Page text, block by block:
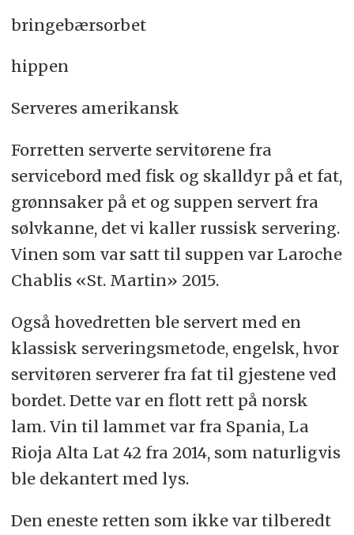
bringebærsorbet
hippen
Serveres amerikansk
Forretten serverte servitørene fra
servicebord med fisk og skalldyr på et fat,
grønnsaker på et og suppen servert fra
sølvkanne, det vi kaller russisk servering.
Vinen som var satt til suppen var Laroche
Chablis «St. Martin» 2015.
Også hovedretten ble servert med en
klassisk serveringsmetode, engelsk, hvor
servitøren serverer fra fat til gjestene ved
bordet. Dette var en flott rett på norsk
lam. Vin til lammet var fra Spania, La
Rioja Alta Lat 42 fra 2014, som naturligvis
ble dekantert med lys.
Den eneste retten som ikke var tilberedt